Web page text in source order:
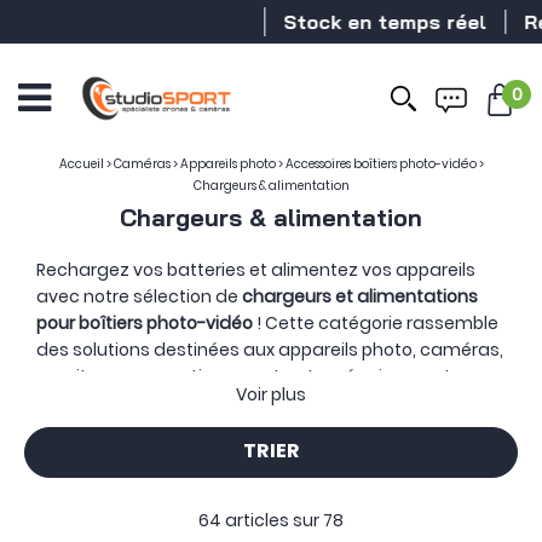
Stock en temps réel Revendeur
0
Accueil >Caméras>Appareils photo>Accessoires boîtiers photo-vidéo>
Chargeurs & alimentation
Chargeurs & alimentation
Rechargez vos batteries et alimentez vos appareils
avec notre sélection de chargeurs et alimentations
pour boîtiers photo-vidéo ! Cette catégorie rassemble
des solutions destinées aux appareils photo, caméras,
moniteurs, convertisseurs et autres équipements
utilisés autour d’une configuration de prise de vue.
Du chargeur compact emporté sur le terrain à
l’alimentation secteur installée sur un plateau, ces
Les modèles simples, doubles, triples ou
Voir plus
TRIER
64 articles sur 78